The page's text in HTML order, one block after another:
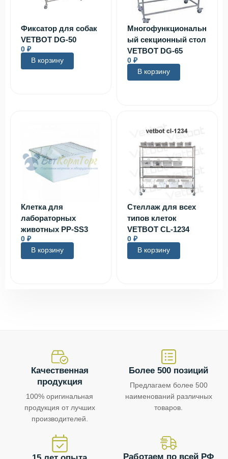
Фиксатор для собак
VETBOT DG-50
0 ₽
В корзину
Многофункциональн
ый секционный стол
VETBOT DG-65
0 ₽
В корзину
Клетка для
лабораторных
животных PP-SS3
0 ₽
В корзину
Стеллаж для всех
типов клеток
VETBOT CL-1234
0 ₽
В корзину
Качественная
продукция
100% оригинальная
продукция от лучших
производителей.
Более 500 позиций
Предлагаем более 500
наименований различных
товаров.
Работаем по всей РФ